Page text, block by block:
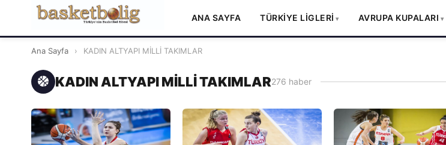
ANA SAYFA TÜRKİYE LİGLERİ AVRUPA KUPALARI
Ana Sayfa › KADIN ALTYAPI MİLLİ TAKIMLAR
KADIN ALTYAPI MİLLİ TAKIMLAR276 haber